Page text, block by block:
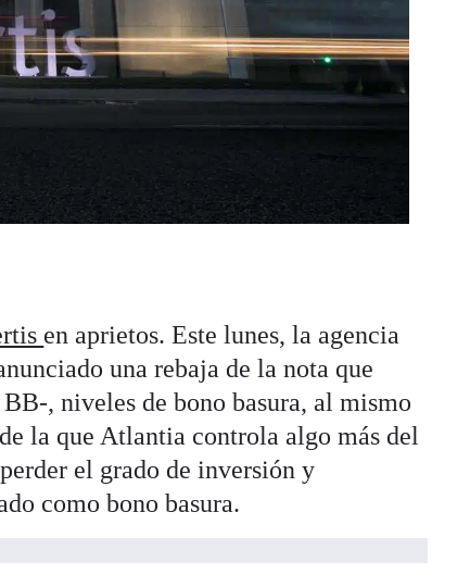
en aprietos. Este lunes, la agencia
una rebaja de la nota que
, niveles de bono basura, al mismo
la que Atlantia controla algo más del
el grado de inversión y
como bono basura.